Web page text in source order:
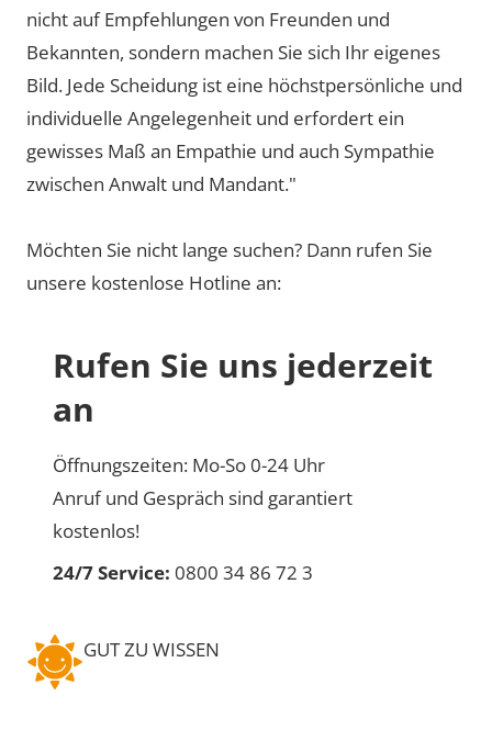
nicht auf Empfehlungen von Freunden und
Bekannten, sondern machen Sie sich Ihr eigenes
Bild. Jede Scheidung ist eine höchstpersönliche und
individuelle Angelegenheit und erfordert ein
gewisses Maß an Empathie und auch Sympathie
zwischen Anwalt und Mandant."
Möchten Sie nicht lange suchen? Dann rufen Sie
unsere kostenlose Hotline an:
Rufen Sie uns jederzeit
an
Öffnungszeiten: Mo-So 0-24 Uhr
Anruf und Gespräch sind garantiert
kostenlos!
24/7 Service: 0800 34 86 72 3
GUT ZU WISSEN